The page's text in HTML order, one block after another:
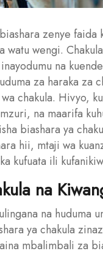
zenye faida
watu wengi.
na
za haraka za
chakula. Hivyo,
na maarifa
biashara ya
hii, mtaji wa
kufuata ili
na
na huduma
ya chakula
mbalimbali za